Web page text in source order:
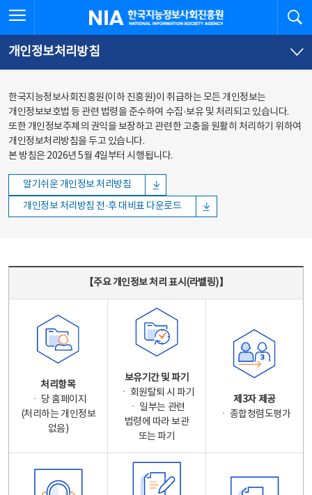
바로가기
바로가기
한국지능정보사회진흥원
개인정보처리방침
한국지능정보사회진흥원(이하 진흥원)이 취급하는 모든 개인정보는
개인정보보호법 등 관련 법령을 준수하여 수집·보유 및 처리되고 있습니다.
또한 개인정보주체의 권익을 보장하고 관련한 고충을 원활히 처리하기 위하여
개인정보처리방침을 두고 있습니다.
본 방침은 2026년 5월 4일부터 시행됩니다.
알기쉬운 개인정보 처리방침
개인정보 처리방침 전·후 대비표 다운로드
【주요 개인정보 처리 표시(라벨링)】
처리항목
ㆍ 당 홈페이지
(처리하는 개인정보
없음)
보유기간 및 파기
ㆍ 회원탈퇴 시 파기
ㆍ 일부는 관련
법령에 따라 보관
또는 파기
제3자 제공
ㆍ 종합청렴도평가